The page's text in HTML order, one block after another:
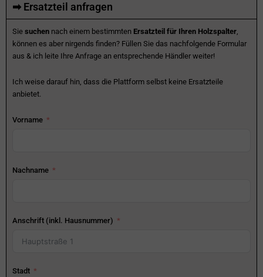
➡ Ersatzteil anfragen
Sie suchen nach einem bestimmten Ersatzteil für Ihren Holzspalter,
können es aber nirgends finden? Füllen Sie das nachfolgende Formular
aus & ich leite Ihre Anfrage an entsprechende Händler weiter!
Ich weise darauf hin, dass die Plattform selbst keine Ersatzteile
anbietet.
Vorname
Nachname
Anschrift (inkl. Hausnummer)
Stadt